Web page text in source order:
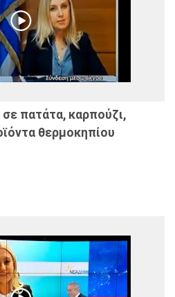
πατάτα, καρπούζι,
θερμοκηπίου